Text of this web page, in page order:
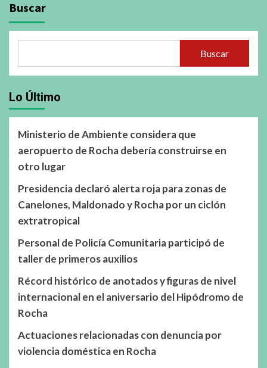
Buscar
Buscar
Lo Último
Ministerio de Ambiente considera que
aeropuerto de Rocha debería construirse en
otro lugar
Presidencia declaró alerta roja para zonas de
Canelones, Maldonado y Rocha por un ciclón
extratropical
Personal de Policía Comunitaria participó de
taller de primeros auxilios
Récord histórico de anotados y figuras de nivel
internacional en el aniversario del Hipódromo de
Rocha
Actuaciones relacionadas con denuncia por
violencia doméstica en Rocha